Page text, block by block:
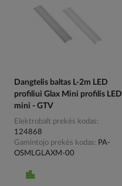
Dangtelis baltas L-2m LED
profiliui Glax Mini profilis LED
mini - GTV
Elektrobalt prekės kodas
124868
Gamintojo prekės kodas
PA-
OSMLGLAXM-00